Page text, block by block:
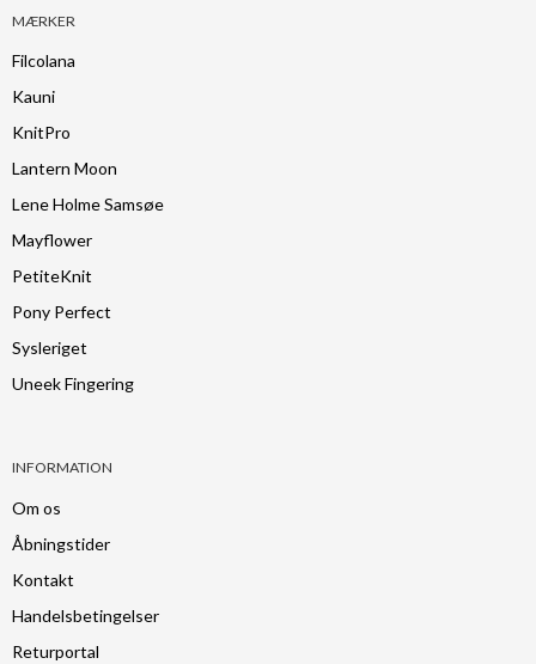
MÆRKER
Filcolana
Kauni
KnitPro
Lantern Moon
Lene Holme Samsøe
Mayflower
PetiteKnit
Pony Perfect
Sysleriget
Uneek Fingering
INFORMATION
Om os
Åbningstider
Kontakt
Handelsbetingelser
Returportal